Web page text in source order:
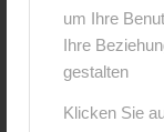
um Ihre
Ihre
gestalten
Klicken Sie
An der Diskussion